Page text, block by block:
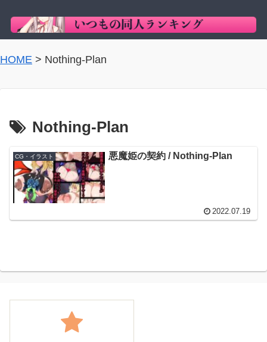
HOME > Nothing-Plan
Nothing-Plan
CG・イラスト 悪魔姫の契約 / Nothing-Plan
2022.07.19